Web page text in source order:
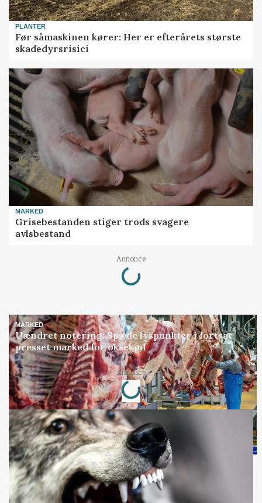
PLANTER
Før såmaskinen kører: Her er efterårets største
skadedyrsrisici
MARKED
Grisebestanden stiger trods svagere
avlsbestand
Annonce
Loading...
MARKED
Uændret notering: Spæde lyspunkter i fortsat
presset marked for oksekød
Annonce
Loading...